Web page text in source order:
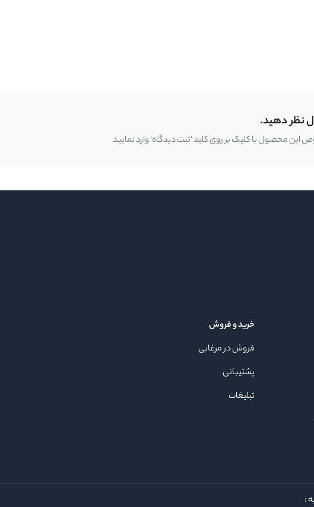
نظر دهید.
این محصول با کلیک بر روی کلید 'ثبت دیدگاه' وارد نمایید
خرید و فروش
فروش در مرغابی
پشتیبانی
تبلیغات
: